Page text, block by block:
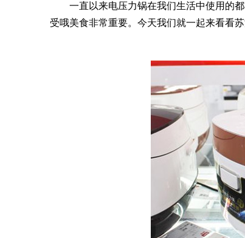
一直以来电压力锅在我们生活中使用的
受哦美食非常重要。今天我们就一起来看看